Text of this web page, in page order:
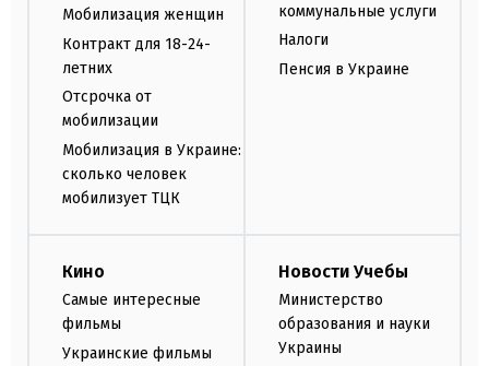
Мобилизация женщин
Контракт для 18-24-
летних
Отсрочка от
мобилизации
Мобилизация в Украине:
сколько человек
мобилизует ТЦК
коммунальные услуги
Налоги
Пенсия в Украине
Кино
Самые интересные
фильмы
Украинские фильмы
Новости Учебы
Министерство
образования и науки
Украины